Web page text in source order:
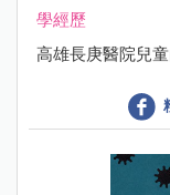
學經歷
高雄長庚醫院兒